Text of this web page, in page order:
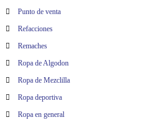
Punto de venta
Refacciones
Remaches
Ropa de Algodon
Ropa de Mezclilla
Ropa deportiva
Ropa en general